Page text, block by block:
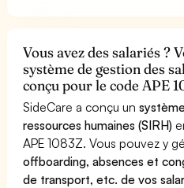
Vous avez des salariés ?
système de gestion des
conçu pour le code APE
SideCare a conçu un
ressources humaines (SIRH)
APE 1083Z. Vous pouvez y
offboarding, absences et
de transport, etc. de vos